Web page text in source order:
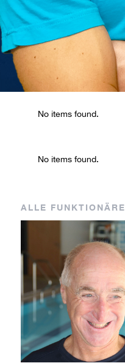
No items found.
No items found.
ALLE FUNKTIONÄRE
AM
Albrizio
BH
Coach
Hannah
Brugger